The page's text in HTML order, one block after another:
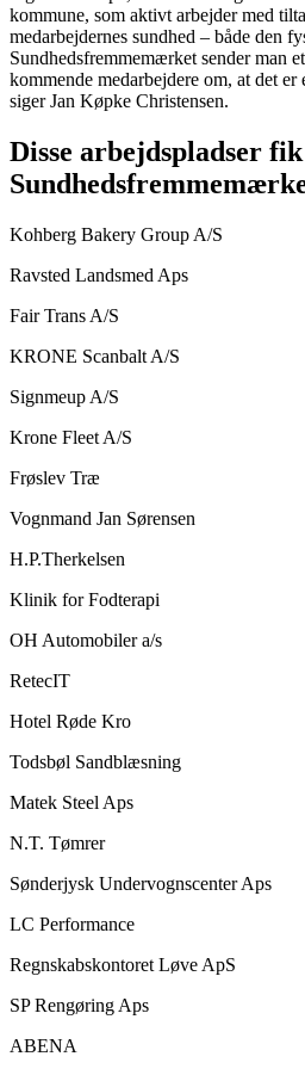
kommune, som aktivt arbejder med
medarbejdernes sundhed – både den
Sundhedsfremmemærket sender man
kommende medarbejdere om, at det er
siger Jan Køpke Christensen.
Disse arbejdspladser
Kohberg Bakery Group A/S
Ravsted Landsmed Aps
Fair Trans A/S
KRONE Scanbalt A/S
Signmeup A/S
Krone Fleet A/S
Frøslev Træ
Vognmand Jan Sørensen
H.P.Therkelsen
Klinik for Fodterapi
OH Automobiler a/s
RetecIT
Hotel Røde Kro
Todsbøl Sandblæsning
Matek Steel Aps
N.T. Tømrer
Sønderjysk Undervognscenter Aps
LC Performance
Regnskabskontoret Løve ApS
SP Rengøring Aps
ABENA